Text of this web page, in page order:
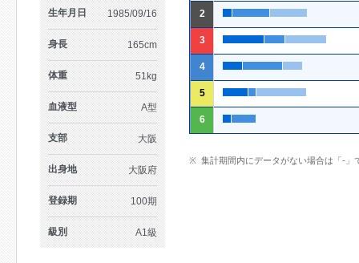
生年月日 1985/09/16
身長 165cm
体重 51kg
血液型 A型
支部 大阪
出身地 大阪府
登録期 100期
級別 A1級
2
3
4
5
6
集計期間内にデータがない場合は「-」